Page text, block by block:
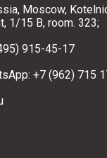
Moscow,
1/15 B, room. 323;
915-45-17
+7 (962) 715